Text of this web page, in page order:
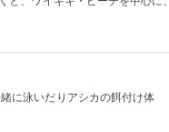
に泳いだりアシカの餌付け体